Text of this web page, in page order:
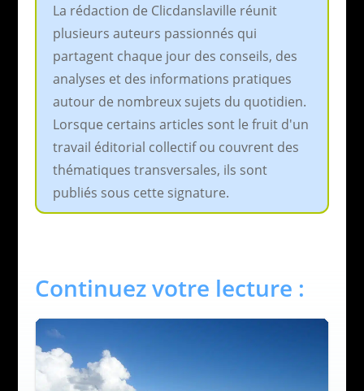
La rédaction de Clicdanslaville réunit
plusieurs auteurs passionnés qui
partagent chaque jour des conseils, des
analyses et des informations pratiques
autour de nombreux sujets du quotidien.
Lorsque certains articles sont le fruit d'un
travail éditorial collectif ou couvrent des
thématiques transversales, ils sont
publiés sous cette signature.
Continuez votre lecture :